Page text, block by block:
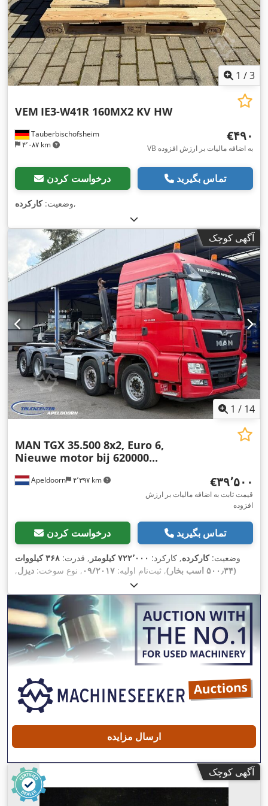
1 /3
Tauberbischofsheim
۴٬۰۸۷ km
VEM IE3-W41R 160MX2 KV HW
‎€۴۹۰
VB به اضافه مالیات بر ارزش افزوده
درخواست کردن تماس بگیرید
وضعیت:کارکرده ,
آگهی کوچک
1 / 14
Apeldoorn ۴٬۳۹۷ km
MAN TGX 35.500 8x2, Euro 6,
Nieuwe motor bij 620000...
‎€۳۹٬۵۰۰
قیمت ثابت به اضافه مالیات بر ارزش
افزوده
درخواست کردن تماس بگیرید
وضعیت:کارکرده, کارکرد: ۷۲۲٬۰۰۰ کیلومتر , قدرت:
۳۶۸ کیلووات
(۵۰۰٫۳۴ اسب بخار)
, ثبت‌نام اولیه: ۰۹/۲۰۱۷ , نوع سوخت: دیزل,
دیزل, رنگ:دیگر, کابین راننده:کابین خواب, نوع چرخ‌دنده:خودکار,
کلاس انتشار:
, تعداد صندلی‌ها: , طول کل: ۹٬۰۰۰ میلی‌متر
,
عرض کل:۲٬۵۵۰ میلی‌متر , بار مجاز محور (محور 1): ۹٬۰۰۰ کیلوگرم
,
بار مجاز محور (محور ۲):
۹٬۰۰۰ کیلوگرم
, بار مجاز محور (محور ۳):
۱۱٬۵۰۰ کیلوگرم
, سال ساخت:۲۰۱۷ , تجهیزات:آینه برقی, اتصال
یدک‌کش, اِی‌بی‌اِس‎, تنظیم برقی پنجره, فرمان هیدرولیک, چراغ مه
ارسال مزایده
آگهی کوچک